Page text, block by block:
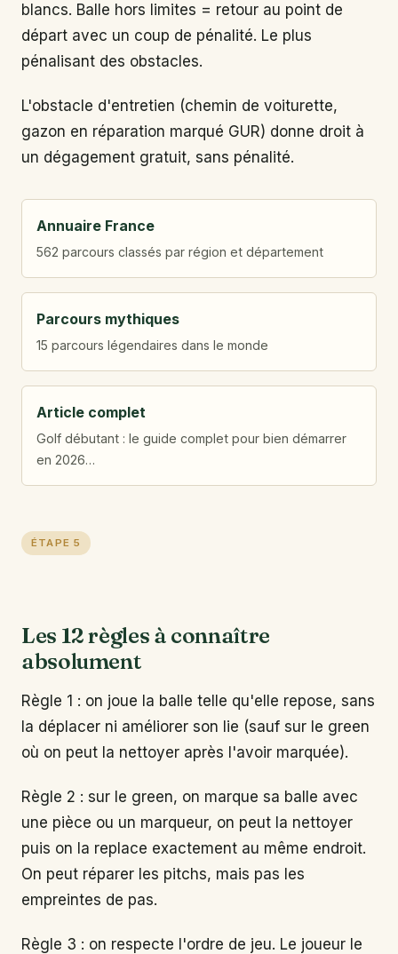
blancs. Balle hors limites = retour au point de
départ avec un coup de pénalité. Le plus
pénalisant des obstacles.
L'obstacle d'entretien (chemin de voiturette,
gazon en réparation marqué GUR) donne droit à
un dégagement gratuit, sans pénalité.
Annuaire France
562 parcours classés par région et département
Parcours mythiques
15 parcours légendaires dans le monde
Article complet
Golf débutant : le guide complet pour bien démarrer
en 2026…
ÉTAPE 5
Les 12 règles à connaître
absolument
Règle 1 : on joue la balle telle qu'elle repose, sans
la déplacer ni améliorer son lie (sauf sur le green
où on peut la nettoyer après l'avoir marquée).
Règle 2 : sur le green, on marque sa balle avec
une pièce ou un marqueur, on peut la nettoyer
puis on la replace exactement au même endroit.
On peut réparer les pitchs, mais pas les
empreintes de pas.
Règle 3 : on respecte l'ordre de jeu. Le joueur le